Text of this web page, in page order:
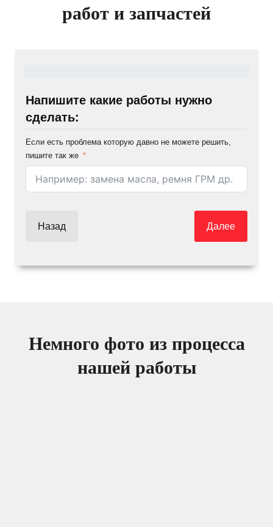
работ и запчастей
Напишите какие работы нужно
сделать:
Если есть проблема которую давно не можете решить,
пишите так же
Назад Далее
Немного фото из процесса
нашей работы